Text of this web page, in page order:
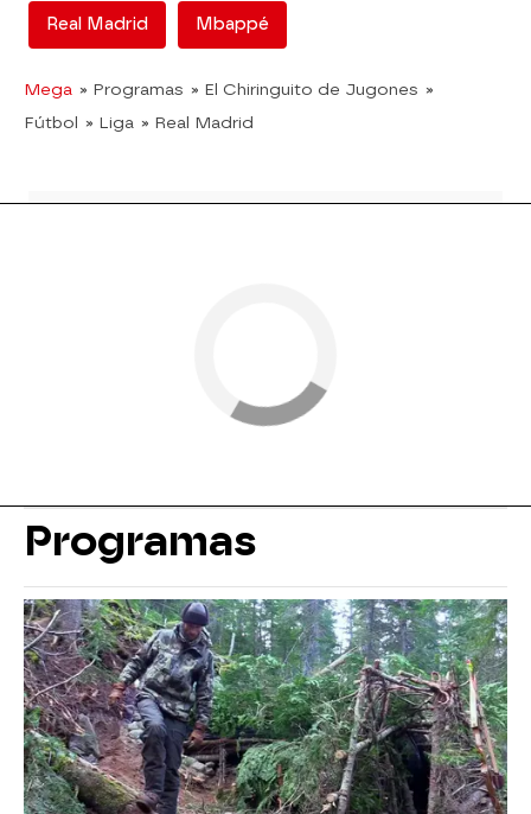
Real Madrid Mbappé
Mega » Programas » El Chiringuito de Jugones »
Fútbol » Liga » Real Madrid
Programas